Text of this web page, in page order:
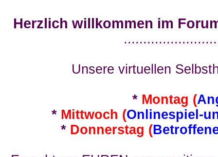
Herzlich willkommen im
Unsere virtuellen
* Montag (
* Mittwoch (Onlinespiel-
* Donnerstag (